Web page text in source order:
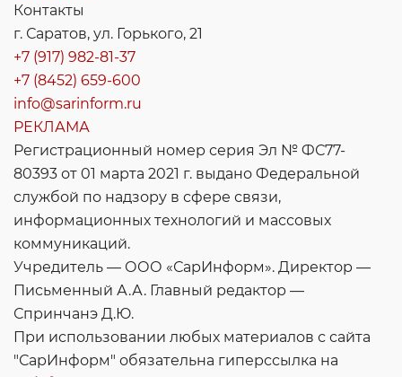
Контакты
г. Саратов, ул. Горького, 21
+7 (917) 982-81-37
+7 (8452) 659-600
info@sarinform.ru
РЕКЛАМА
Регистрационный номер серия Эл № ФС77-
80393 от 01 марта 2021 г. выдано Федеральной
службой по надзору в сфере связи,
информационных технологий и массовых
коммуникаций.
Учредитель — ООО «СарИнформ». Директор —
Письменный А.А. Главный редактор —
Спринчанэ Д.Ю.
При использовании любых материалов с сайта
"СарИнформ" обязательна гиперссылка на